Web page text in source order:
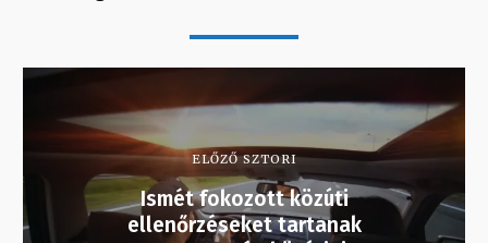
ELŐZŐ SZTORI
Ismét fokozott közúti
ellenőrzéseket tartanak